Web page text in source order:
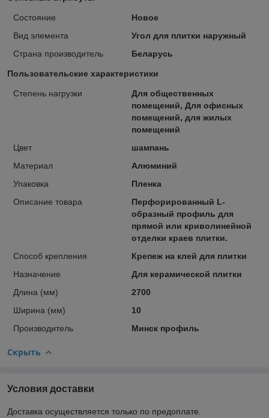
Состояние
Новое
Вид элемента
Угол для плитки наружный
Страна производитель
Беларусь
Пользовательские характеристики
Степень нагрузки
Для общественных
помещений, Для офисных
помещений, для жилых
помещений
Цвет
шампань
Материал
Алюминий
Упаковка
Пленка
Описание товара
Перфорированный L-
образный профиль для
прямой или криволинейной
отделки краев плитки.
Способ крепления
Крепеж на клей для плитки
Назначение
Для керамической плитки
Длина (мм)
2700
Ширина (мм)
10
Производитель
Минск профиль
Скрыть
Условия доставки
Доставка осуществляется только по предоплате.